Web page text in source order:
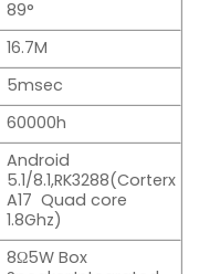
89°
16.7M
5msec
60000h
Android
5.1/8.1,RK3288(Corterx
A17 Quad core
1.8Ghz)
8Ω5W Box